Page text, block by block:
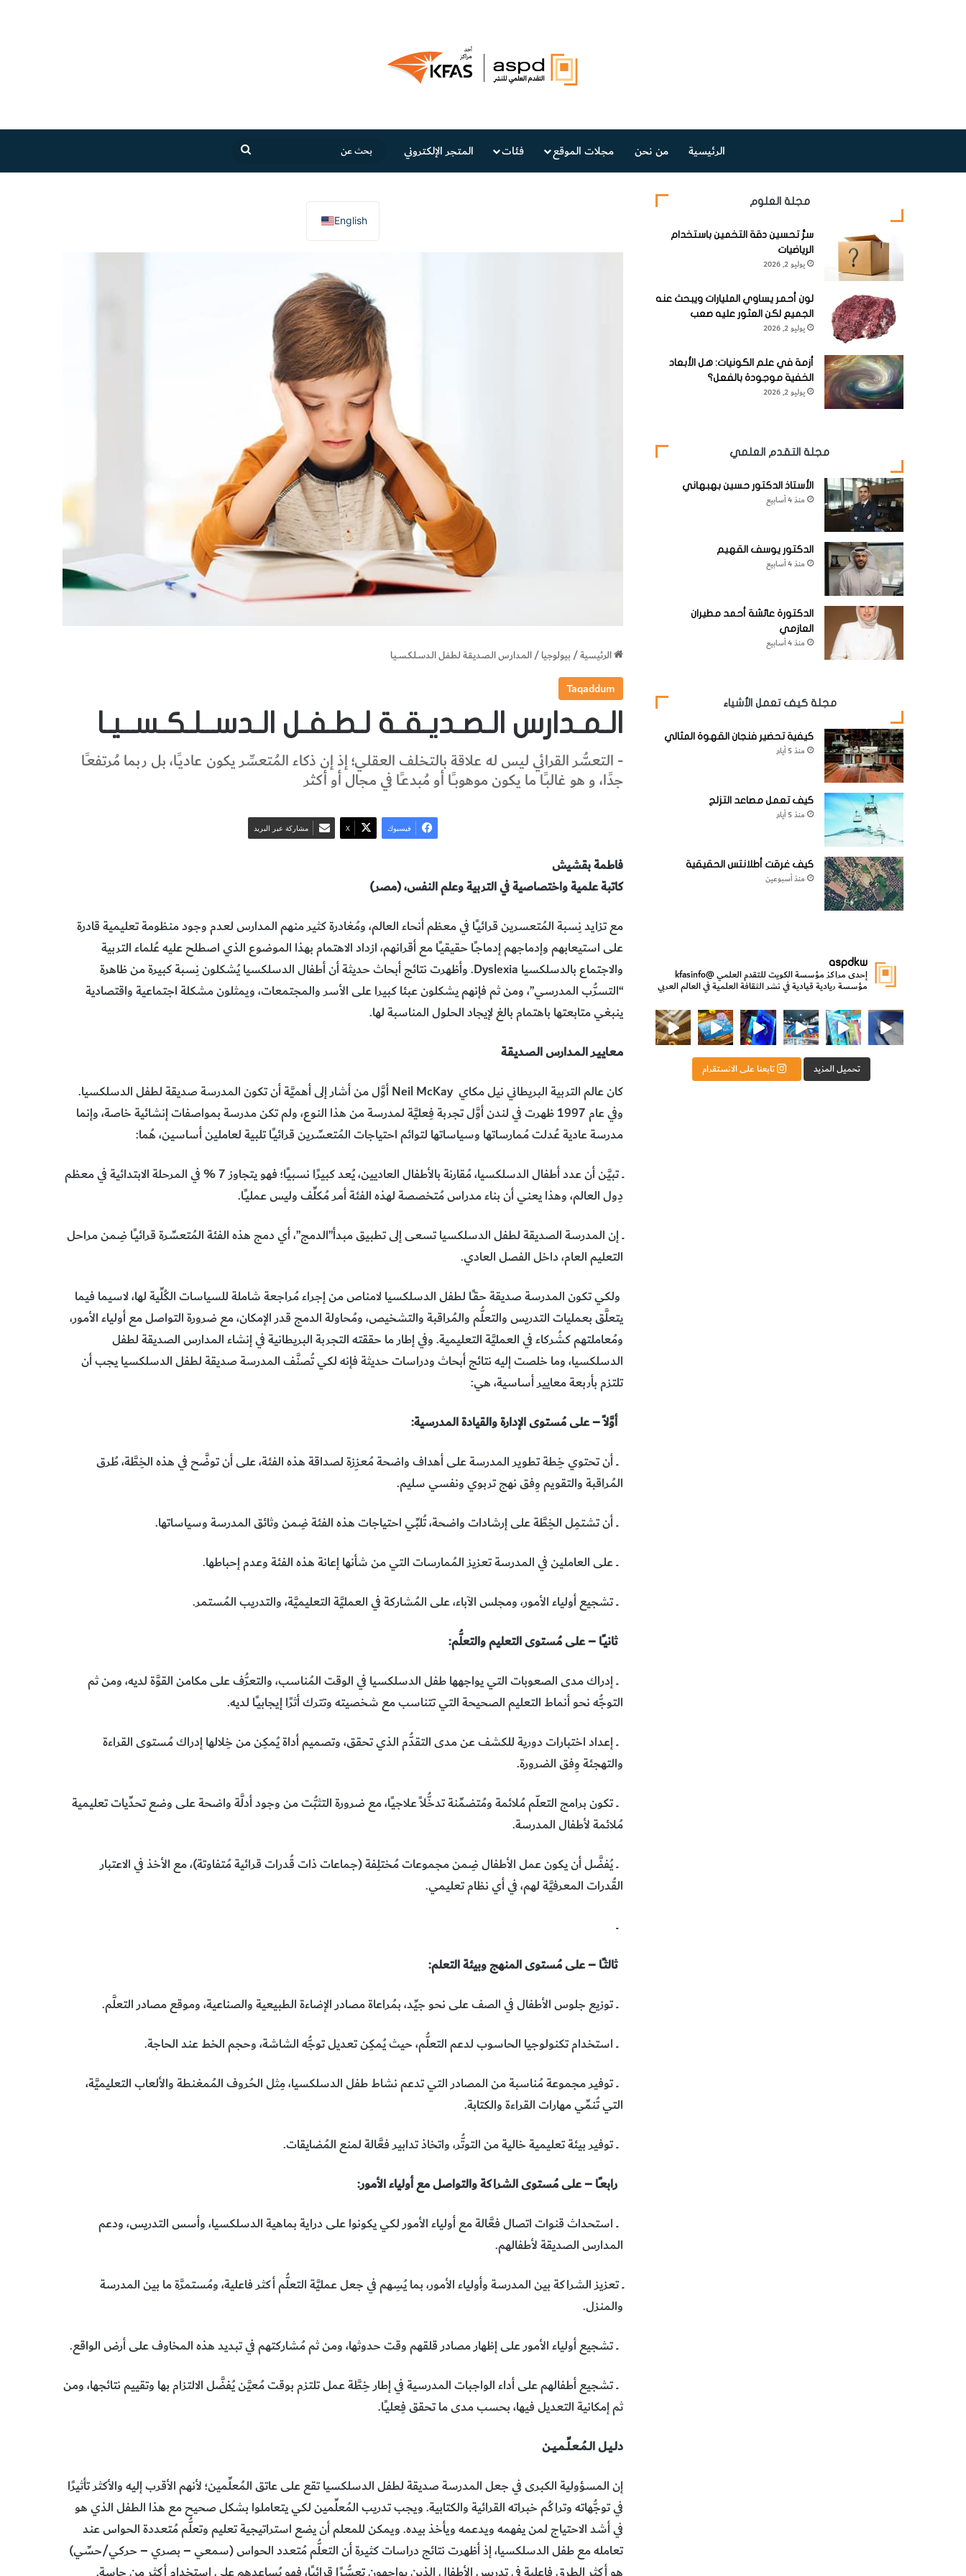
الرئيسية من نحن مجلات الموقع فئات المتجر الإلكتروني
عن
English
الرئيسية/بيولوجيا/الـمـدارس الـصـديـقـة لـطـفـل الـدســلـكـســيـا
Taqaddum
الـمـدارس الـصـديـقـة لـطـفـل الـدســلـكـســيـا
- التعسُّر القرائي ليس له علاقة بالتخلف العقلي؛ إذ إن ذكاء المُتعسِّر يكون عاديـًا، بل ربما مُرتفعـًا
جدًا، و هو غالبـًا ما يكون موهوبــًا أو مُبدعـًا في مجال أو أكثر
فيسبوك ‫X مشاركة عبر البريد
فاطمة بقشيش
كاتبة علمية واختصاصية في التربية وعلم النفس، (مصر)
مع تزايد نِسبة المُتعسرين قرائيــًا في معظم أنحاء العالم، ومُغادرة كثير منهم المدارس لعدم وجود منظومة تعليمية قادرة
على استيعابهم وإدماجهم إدماجــًا حقيقيــًا مع أقرانهم، ازداد الاهتمام بهذا الموضوع الذي اصطلح عليه عُلماء التربية
والاجتماع بالدسلكسيا Dyslexia. وأظهرت نتائج أبحاث حديثة أن أطفال الدسلكسيا يُشكلون نِسبة كبيرة من ظاهرة
“التسرُّب المدرسي”، ومن ثم فإنهم يشكلون عبئا كبيرا على الأسر والمجتمعات، ويمثلون مشكلة اجتماعية واقتصادية
ينبغي متابعتها باهتمام بالغ لإيجاد الحلول المناسبة لها.
مـعـايـيـر الـمـدارس الـصـديـقـة
كان عالم التربية البريطاني نيل مكاي Neil McKay أوَّل من أشار إلى أهميَّة أن تكون المدرسة صديقة لطفل الدسلكسيا.
وفي عام 1997 ظهرت في لندن أوَّل تجربة فِعليَّة لمدرسة من هذا النوع، ولم تكن مدرسة بمواصفات إنشائية خاصة، وإنما
مدرسة عادية عُدلت مُمارساتها وسياساتها لتوائم احتياجات المُتعسِّرين قرائيــًا تلبية لعاملين أساسين، هُما:
ــ تبيَّن أن عدد أطفال الدسلكسيا، مُقارنة بالأطفال العاديين، يُعد كبيرًا نسبيـًا؛ فهو يتجاوز 7 % في المرحلة الابتدائية في معظم
دِول العالم، وهذا يعني أن بناء مدراس مُتخصصة لهذه الفئة أمر مُكلِّف وليس عمليــًا.
ــ إن المدرسة الصديقة لطفل الدسلكسيا تسعى إلى تطبيق مبدأ”الدمج”، أي دمج هذه الفئة المُتعسِّرة قرائيــًا ضِمن مراحل
التعليم العام، داخل الفصل العادي.
ولكي تكون المدرسة صديقة حقــًا لطفل الدسلكسيا لامناص من إجراء مُراجعة شاملة للسياسات الكُلِّية لها، لاسيما فيما
يتعلَّق بعمليات التدريس والتعلُّم والمُراقبة والتشخيص، ومُحاولة الدمج قدر الإمكان، مع ضرورة التواصل مع أولياء الأمور،
ومُعاملتهم كشُركاء في العمليَّة التعليمية. وفي إطار ما حققته التجربة البريطانية في إنشاء المدارس الصديقة لطفل
الدسلكسيا، وما خلصت إليه نتائج أبحاث ودراسات حديثة فإنه لكي تُصنَّف المدرسة صديقة لطفل الدسلكسيا يجب أن
تلتزم بأربعة معايير أساسية، هي:
أوَّلاً – على مُستوى الإدارة والقيادة المدرسية:
ــ أن تحتوي خِطة تطوير المدرسة على أهداف واضحة مُعزِزة لصداقة هذه الفئة، على أن توضَّح في هذه الخِطَّة، طُرق
المُراقبة والتقويم وِفق نهج تربوي ونفسي سليم.
ــ أن تشتمِل الخِطَّة على إرشادات واضحة، تُلبِّي احتياجات هذه الفئة ضِمن وثائق المدرسة وسياساتها.
ــ على العاملين في المدرسة تعزيز المُمارسات التي من شأنها إعانة هذه الفئة وعدم إحباطها.
ــ تشجيع أولياء الأمور، ومجلس الآباء، على المُشاركة في العمليَّة التعليميَّة، والتدريب المُستمر.
ثانيــًا – على مُستوى التعليم والتعلُّم:
ــ إدراك مدى الصعوبات التي يواجهها طفل الدسلكسيا في الوقت المُناسب، والتعرُّف على مكامن القوَّة لديه، ومن ثم
التوجُّه نحو أنماط التعليم الصحيحة التي تتناسب مع شخصيته وتترك أثرًا إيجابيــًا لديه.
ــ إعداد اختبارات دورية للكشف عن مدى التقدُّم الذي تحقق، وتصميم أداة يُمكِن من خِلالها إدراك مُستوى القراءة
والتهجئة وِفق الضرورة.
ــ تكون برامج التعلّم مُلائمة ومُتضمِّنة تدخُّلاً علاجيـًا، مع ضرورة التثبُّت من وجود أدلَّة واضحة على وضع تحدِّيات تعليمية
مُلائمة لأطفال المدرسة.
ــ يُفضَّل أن يكون عمل الأطفال ضِمن مجموعات مُختلِفة (جماعات ذات قُدرات قرائية مُتفاوتة)، مع الأخذ في الاعتبار
القُدرات المعرفيَّة لهم، في أي نظام تعليمي.
ــ
ثالثــًا – على مُستوى المنهج وبيئة التعلم:
ــ توزيع جلوس الأطفال في الصف على نحو جيِّد، بمُراعاة مصادر الإضاءة الطبيعية والصناعية، وموقع مصادر التعلَّم.
ــ استخدام تكنولوجيا الحاسوب لدعم التعلُّم، حيث يُمكِن تعديل توجُّه الشاشة، وحجم الخط عند الحاجة.
ــ توفير مجموعة مُناسبة من المصادر التي تدعم نشاط طفل الدسلكسيا، مِثل الحُروف المُمغنطة والألعاب التعليميَّة،
التي تُنمِّي مهارات القراءة والكتابة.
ــ توفير بيئة تعليمية خالية من التوتُّر، واتخاذ تدابير فعَّالة لمنع المُضايقات.
رابعــًا – على مُستوى الشراكة والتواصل مع أولياء الأمور:
ــ استحداث قنوات اتصال فعَّالة مع أولياء الأمور لكي يكونوا على دراية بماهية الدسلكسيا، وأسس التدريس، ودعم
المدارس الصديقة لأطفالهم.
ــ تعزيز الشراكة بين المدرسة وأولياء الأمور، بما يُسِهم في جعل عمليَّة التعلُّم أكثر فاعلية، ومُستمرَّة ما بين المدرسة
والمنزل.
ــ تشجيع أولياء الأمور على إظهار مصادر قلقهم وقت حدوثها، ومن ثم مُشاركتهم في تبديد هذه المخاوف على أرض الواقع.
ــ تشجيع أطفالهم على أداء الواجبات المدرسية في إطار خِطَّة عمل تلتزم بوقت مُعيَّن يُفضَّل الالتزام بها وتقييم نتائجها، ومن
ثم إمكانية التعديل فيها، بحسب مدى ما تحقق فِعليــًا.
دلــيــل الــمُــعــلِّــمــيــن
إن المسؤولية الكبرى في جعل المدرسة صديقة لطفل الدسلكسيا تقع على عاتق المُعلِّمين؛ لأنهم الأقرب إليه والأكثر تأثيرًا
في توجُّهاته وتراكُم خبراته القرائية والكتابية. ويجب تدريب المُعلِّمين لكي يتعاملوا بشكل صحيح مع هذا الطفل الذي هو
في أشد الاحتياج لمن يفهمه ويدعمه ويأخذ بيده. ويمكن للمعلم أن يضع استراتيجية تعليم وتعلُّم مُتعددة الحواس عند
تعامله مع طفل الدسلكسيا، إذ أظهرت نتائج دراسات كثيرة أن التعلُّم مُتعدد الحواس (سمعي – بصري – حركي/حسِّي)
مجلة العلوم
سرُّ تحسين دقة التخمين باستخدام
الرياضيات
يوليو 2, 2026
لون أحمر يساوي المليارات ويبحث عنه
الجميع لكن العثور عليه صعب
يوليو 2, 2026
أزمة في علم الكونيات: هل الأبعاد
الخفية موجودة بالفعل؟
يوليو 2, 2026
مجلة التقدم العلمي
الأستاذ الدكتور حسين بهبهاني
منذ 4 أسابيع
الدكتور يوسف القهيم
منذ 4 أسابيع
الدكتورة عائشة أحمد مطيران
العازمي
منذ 4 أسابيع
مجلة كيف تعمل الأشياء
كيفية تحضير فنجان القهوة المثالي
منذ 5 أيام
كيف تعمل مصاعد التزلج
منذ 5 أيام
كيف غرقت أطلانتس الحقيقية
منذ أسبوعين
aspdkw
إحدى مراكز مؤسسة الكويت للتقدم العلمي@kfasinfo
مؤسسة ريادية قيادية في نشر الثقافة العلمية في العالم العربي
ووزير الدولة لشؤون الش
من الأعماق نكتشف ومن الكتب نتعلّم⁨ رجعنا! ما كنّا بعيد! مجهزين لكم كل جديد!⁩
تحميل المزيد تابعنا على الانستقرام